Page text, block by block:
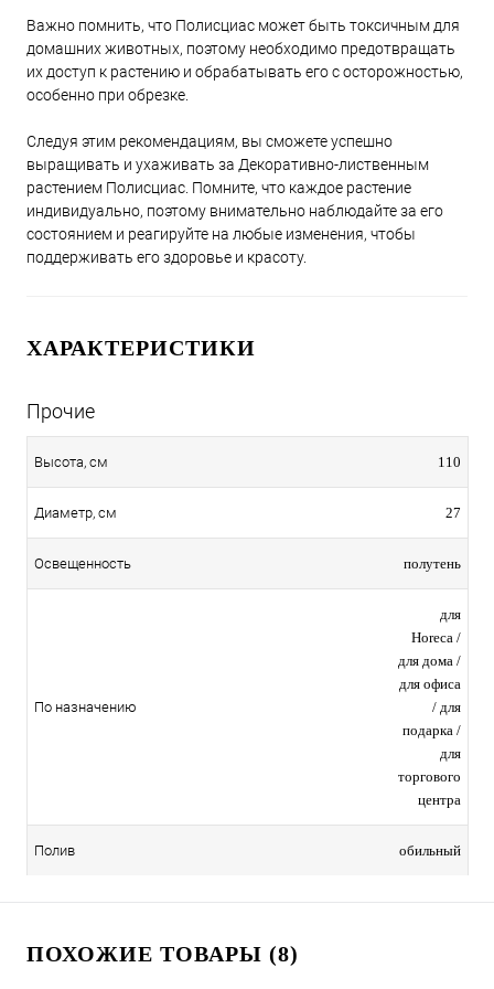
Важно помнить, что Полисциас может быть токсичным для
домашних животных, поэтому необходимо предотвращать
их доступ к растению и обрабатывать его с осторожностью,
особенно при обрезке.
Следуя этим рекомендациям, вы сможете успешно
выращивать и ухаживать за Декоративно-лиственным
растением Полисциас. Помните, что каждое растение
индивидуально, поэтому внимательно наблюдайте за его
состоянием и реагируйте на любые изменения, чтобы
поддерживать его здоровье и красоту.
ХАРАКТЕРИСТИКИ
Прочие
Высота, см 110
Диаметр, см 27
Освещенность полутень
По назначению
для
Horeca /
для дома /
для офиса
/ для
подарка /
для
торгового
центра
Полив обильный
ПОХОЖИЕ ТОВАРЫ (8)